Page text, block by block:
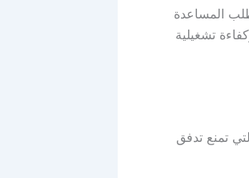
المساعدة
تشغيلية
تمنع تدفق